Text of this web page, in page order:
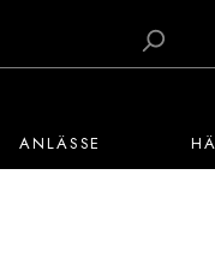
ANLÄSSE